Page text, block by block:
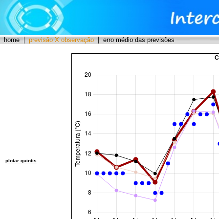
home| previsão X observação| erro médio das previsões
plotar quintis